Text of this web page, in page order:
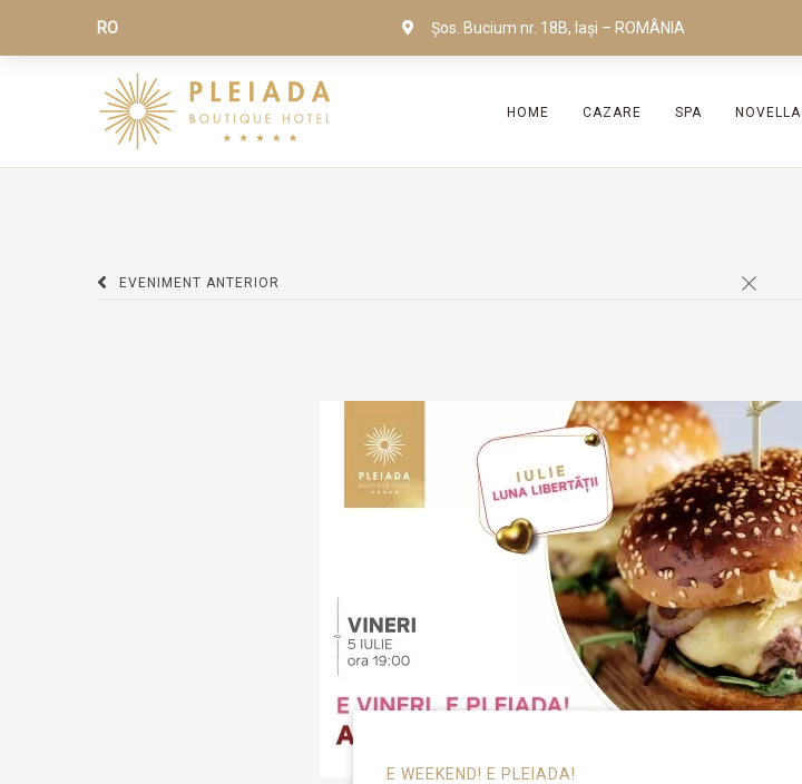
RO Șos. Bucium nr. 18B, Iași – ROMÂNIA
HOME CAZARE SPA NOVELLA
EVENIMENT ANTERIOR
E WEEKEND! E PLEIADA!